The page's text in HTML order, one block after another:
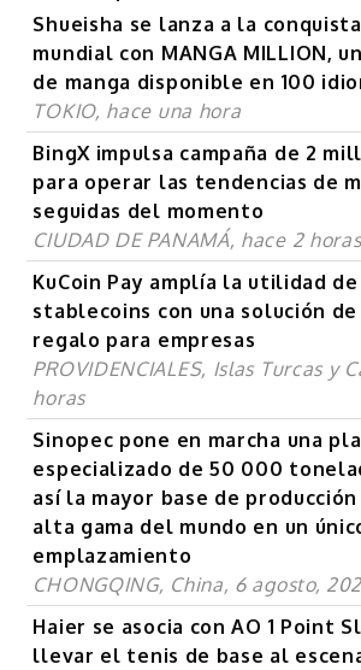
Shueisha se lanza a la
mundial con MANGA MILLION,
de manga disponible en 100
TOKIO, hace una hora
BingX impulsa campaña de 2
para operar las tendencias de
seguidas del momento
CIUDAD DE PANAMÁ, hace 2 horas
KuCoin Pay amplía la utilidad
stablecoins con una solución
regalo para empresas
PROVIDENCIALES, Islas Turcas y
horas
Sinopec pone en marcha una
especializado de 50 000
así la mayor base de producción
alta gama del mundo en un
emplazamiento
CHONGQING, China, 6 agosto,
Haier se asocia con AO 1 Point
llevar el tenis de base al